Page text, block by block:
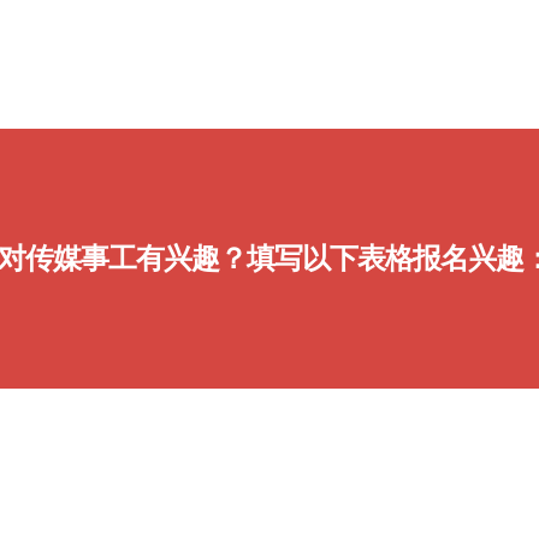
对传媒事工有兴趣？填写以下表格报名兴趣